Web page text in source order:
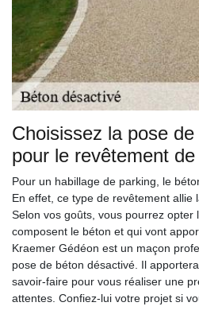
Choisissez la pose
pour le revêtement
Pour un habillage de parking, le
En effet, ce type de revêtement allie
Selon vos goûts, vous pourrez opter
composent le béton et qui vont
Kraemer Gédéon est un maçon
pose de béton désactivé. Il
savoir-faire pour vous réaliser une
attentes. Confiez-lui votre projet si